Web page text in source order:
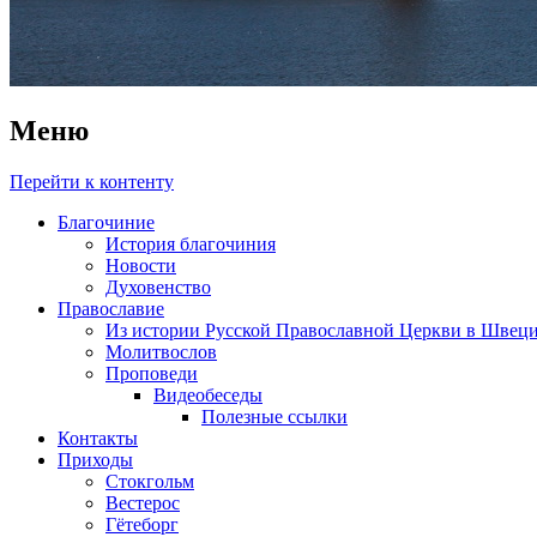
Меню
Перейти к контенту
Благочиние
История благочиния
Новости
Духовенство
Православие
Из истории Русской Православной Церкви в
Молитвослов
Проповеди
Видеобеседы
Полезные ссылки
Контакты
Приходы
Стокгольм
Вестерос
Гётеборг